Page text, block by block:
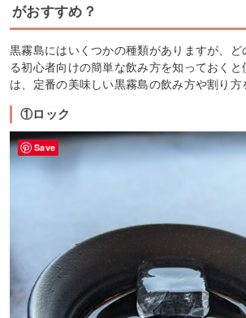
がおすすめ？
黒霧島にはいくつかの種類がありますが、ど
る初心者向けの簡単な飲み方を知っておく
は、定番の美味しい黒霧島の飲み方や割り方
①ロック
Save